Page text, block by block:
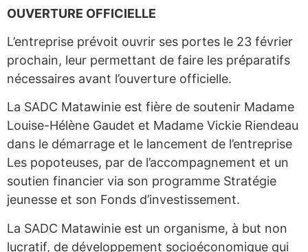
OUVERTURE OFFICIELLE
L’entreprise prévoit ouvrir ses portes le 23 février
prochain, leur permettant de faire les préparatifs
nécessaires avant l’ouverture officielle.
La SADC Matawinie est fière de soutenir Madame
Louise-Hélène Gaudet et Madame Vickie Riendeau
dans le démarrage et le lancement de l’entreprise
Les popoteuses, par de l’accompagnement et un
soutien financier via son programme Stratégie
jeunesse et son Fonds d’investissement.
La SADC Matawinie est un organisme, à but non
lucratif, de développement socioéconomique qui